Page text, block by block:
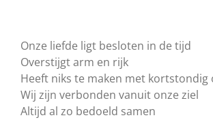
Onze liefde ligt besloten in de tijd
Overstijgt arm en rijk
Heeft niks te maken met kortstondig
Wij zijn verbonden vanuit onze ziel
Altijd al zo bedoeld samen